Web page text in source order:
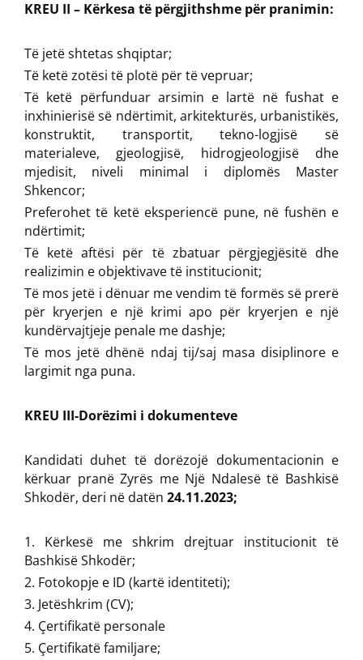
KREU II – Kërkesa të përgjithshme për pranimin:
Të jetë shtetas shqiptar;
Të ketë zotësi të plotë për të vepruar;
Të ketë përfunduar arsimin e lartë në fushat e
inxhinierisë së ndërtimit, arkitekturës, urbanistikës,
konstruktit, transportit, tekno-logjisë së
materialeve, gjeologjisë, hidrogjeologjisë dhe
mjedisit, niveli minimal i diplomës Master
Shkencor;
Preferohet të ketë eksperiencë pune, në fushën e
ndërtimit;
Të ketë aftësi për të zbatuar përgjegjësitë dhe
realizimin e objektivave të institucionit;
Të mos jetë i dënuar me vendim të formës së prerë
për kryerjen e një krimi apo për kryerjen e një
kundërvajtjeje penale me dashje;
Të mos jetë dhënë ndaj tij/saj masa disiplinore e
largimit nga puna.
KREU III-Dorëzimi i dokumenteve
Kandidati duhet të dorëzojë dokumentacionin e
kërkuar pranë Zyrës me Një Ndalesë të Bashkisë
Shkodër, deri në datën 24.11.2023;
Kërkesë me shkrim drejtuar institucionit të
Bashkisë Shkodër;
Fotokopje e ID (kartë identiteti);
Jetëshkrim (CV);
Çertifikatë personale
Çertifikatë familjare;